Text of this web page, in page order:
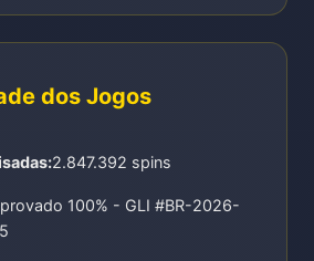
dos Jogos
2.847.392 spins
100% - GLI #BR-2026-